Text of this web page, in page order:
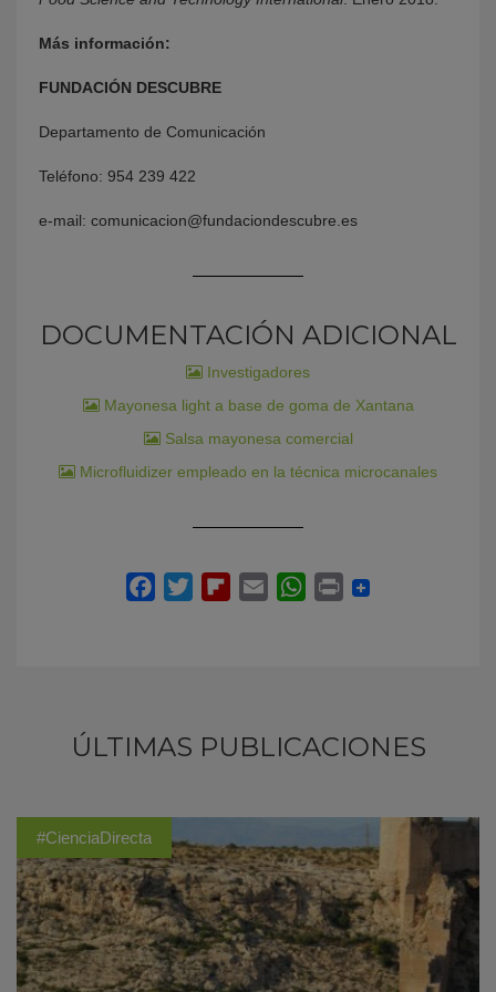
Más información:
FUNDACIÓN DESCUBRE
Departamento de Comunicación
Teléfono: 954 239 422
e-mail: comunicacion@fundaciondescubre.es
DOCUMENTACIÓN ADICIONAL
Investigadores
Mayonesa light a base de goma de Xantana
Salsa mayonesa comercial
Microfluidizer empleado en la técnica microcanales
ÚLTIMAS PUBLICACIONES
#CienciaDirecta